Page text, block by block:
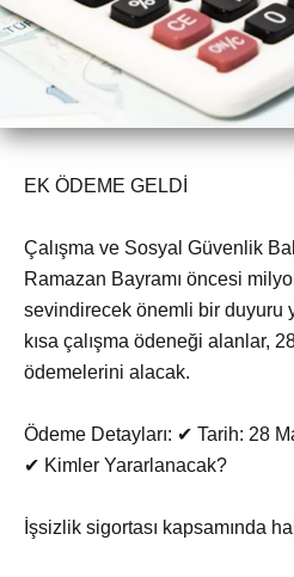
EK ÖDEME GELDİ
Çalışma ve Sosyal Güvenlik
Ramazan Bayramı öncesi
sevindirecek önemli bir duyuru
kısa çalışma ödeneği alanlar,
ödemelerini alacak.
Ödeme Detayları: ✔ Tarih: 28
✔ Kimler Yararlanacak?
İşsizlik sigortası kapsamında